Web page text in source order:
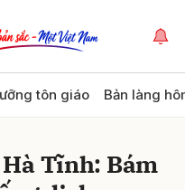
tôn giáo Bản làng
Tĩnh: Bám